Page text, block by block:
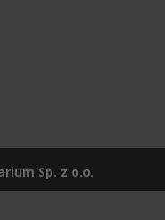
Sp. z o.o.